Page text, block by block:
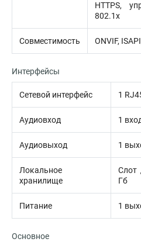
HTTPS,
802.1x
Совместимость ONVIF,
Интерфейсы
Сетевой интерфейс 1
Аудиовход 1
Аудиовыход 1
Локальное
хранилище
Слот
Гб
Питание 1
Основное